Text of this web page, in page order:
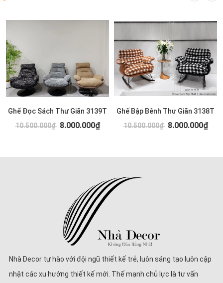
Ghế Đọc Sách Thư Giãn 3139T
10.500.000₫ 8.000.000₫
Ghế Bập Bênh Thư Giãn 3138T
10.500.000₫ 8.000.000₫
Nhà Decor tự hào với đội ngũ thiết kế trẻ, luôn sáng tạo luôn cập
nhật các xu hướng thiết kế mới. Thế mạnh chủ lực là tư vấn